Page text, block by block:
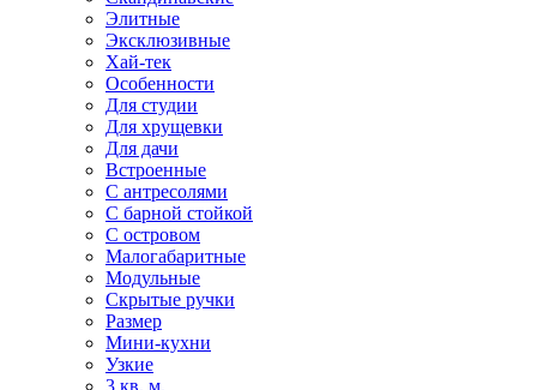
Элитные
Эксклюзивные
Хай-тек
Особенности
Для студии
Для хрущевки
Для дачи
Встроенные
С антресолями
С барной стойкой
С островом
Малогабаритные
Модульные
Скрытые ручки
Размер
Мини-кухни
Узкие
3 кв. м.